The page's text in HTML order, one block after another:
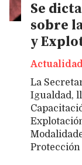
Se
sobre
y
La
Igualdad,
Protección